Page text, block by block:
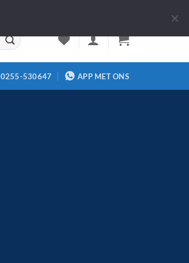
0255-530647 APP MET ONS